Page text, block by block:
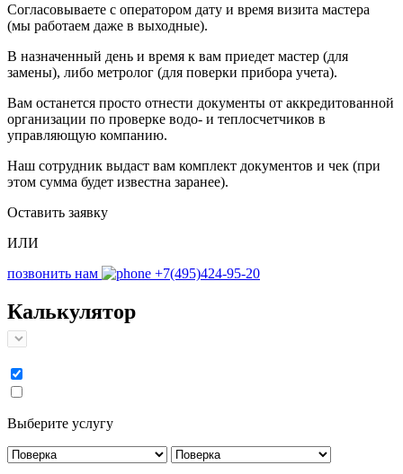
Согласовываете с оператором дату и время визита мастера
(мы работаем даже в выходные).
В назначенный день и время к вам приедет мастер (для
замены), либо метролог (для поверки прибора учета).
Вам останется просто отнести документы от аккредитованной
организации по проверке водо- и теплосчетчиков в
управляющую компанию.
Наш сотрудник выдаст вам комплект документов и чек (при
этом сумма будет известна заранее).
Оставить заявку
ИЛИ
позвонить нам
+7(495)424-95-20
Калькулятор
Выберите услугу